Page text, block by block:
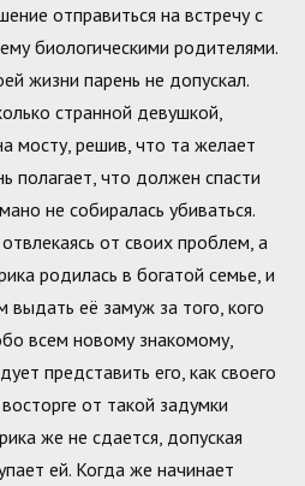
отправиться на встречу с
биологическими родителями.
жизни парень не допускал.
странной девушкой,
мосту, решив, что та желает
полагает, что должен спасти
не собиралась убиваться.
от своих проблем, а
родилась в богатой семье, и
её замуж за того, кого
всем новому знакомому,
представить его, как своего
от такой задумки
же не сдается, допуская
ей. Когда же начинает